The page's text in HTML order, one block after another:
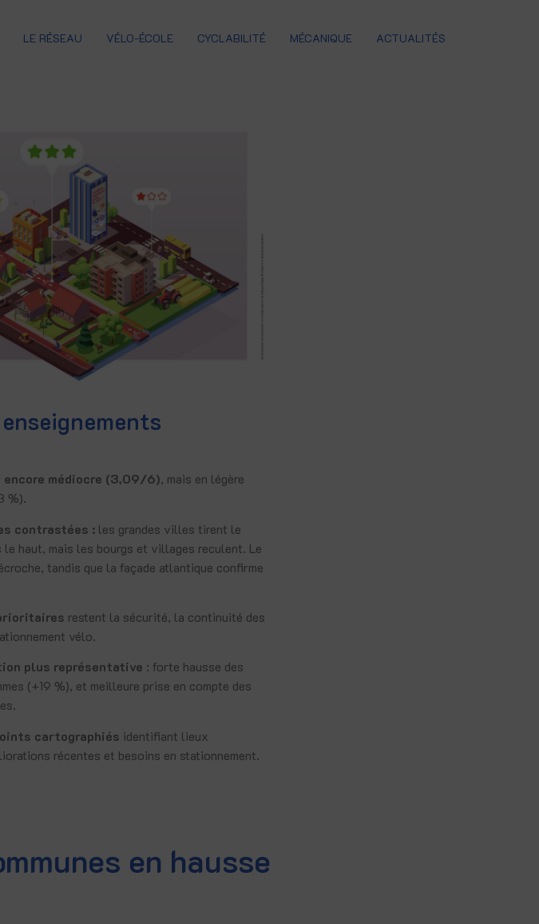
LE RÉSEAU VÉLO-ÉCOLE CYCLABILITÉ MÉCANIQUE ACTUALITÉS
encore médiocre (3,09/6), mais en légère
%).
contrastées : les grandes villes tirent le
haut, mais les bourgs et villages reculent. Le
tandis que la façade atlantique confirme
restent la sécurité, la continuité des
vélo.
plus représentative : forte hausse des
(+19 %), et meilleure prise en compte des
cartographiés identifiant lieux
récentes et besoins en stationnement.
en hausse